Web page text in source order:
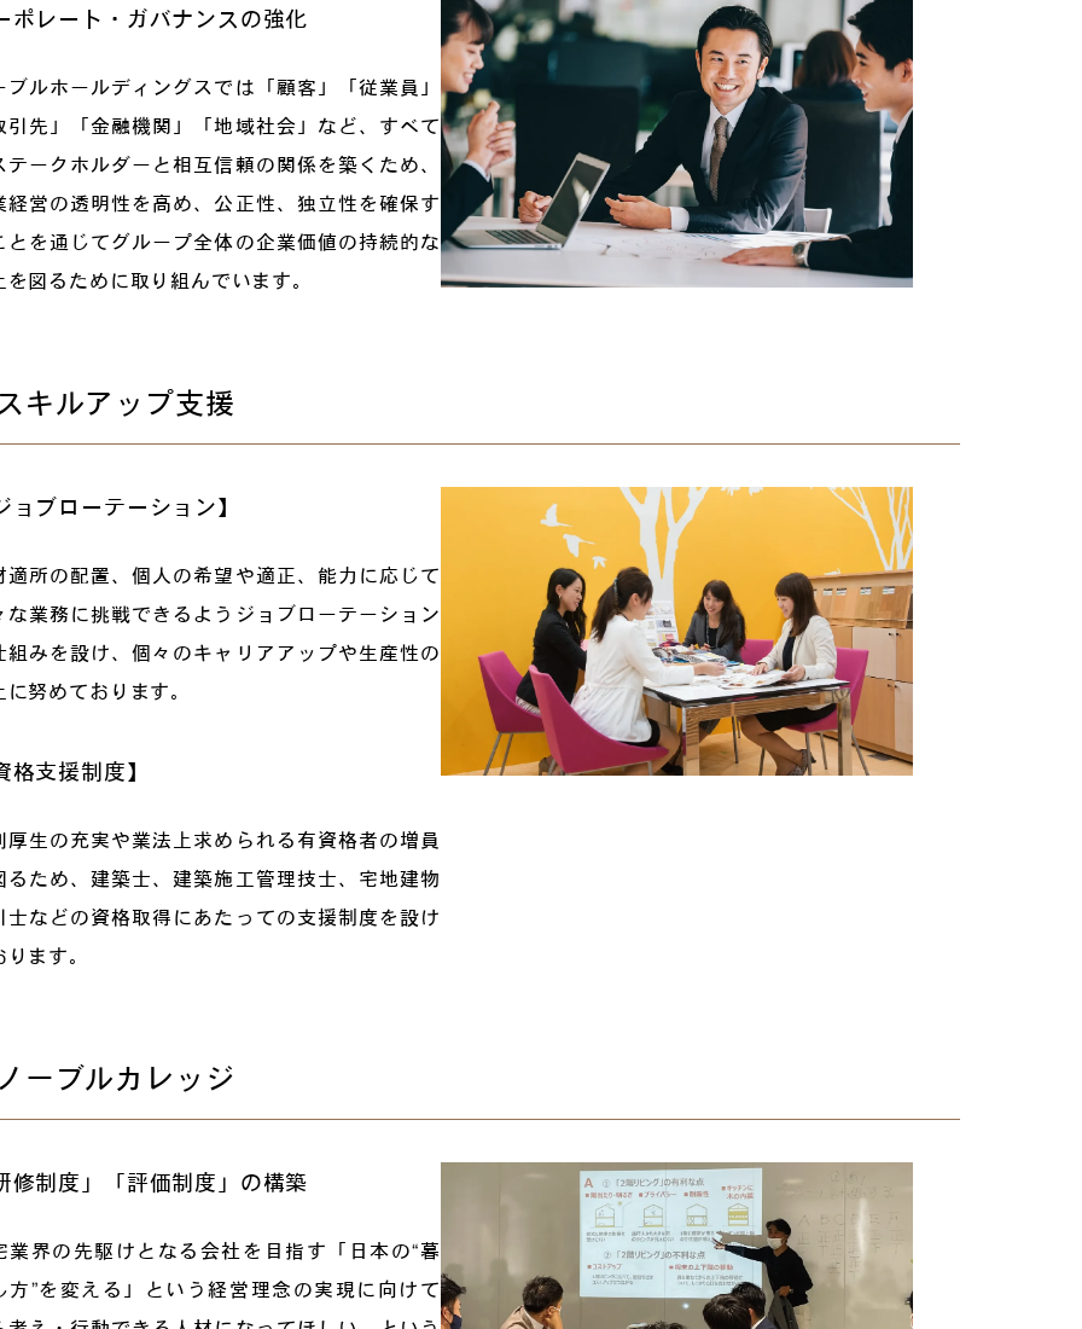
ポレート・ガバナンスの強化
ブルホールディングスでは「顧客」「従業員」
引先」「金融機関」「地域社会」など、すべて
テークホルダーと相互信頼の関係を築くため、
経営の透明性を高め、公正性、独立性を確保す
とを通じてグループ全体の企業価値の持続的な
を図るために取り組んでいます。
スキルアップ支援
ョブローテーション】
適所の配置、個人の希望や適正、能力に応じて
な業務に挑戦できるようジョブローテーション
組みを設け、個々のキャリアアップや生産性の
に努めております。
格支援制度】
厚生の充実や業法上求められる有資格者の増員
るため、建築士、建築施工管理技士、宅地建物
士などの資格取得にあたっての支援制度を設け
ります。
ノーブルカレッジ
修制度」「評価制度」の構築
業界の先駆けとなる会社を目指す「日本の“暮
方”を変える」という経営理念の実現に向けて